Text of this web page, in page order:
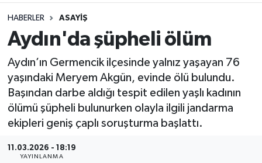
HABERLER ASAYIŞ
Aydın'da şüpheli ölüm
Aydın’ın Germencik ilçesinde yalnız yaşayan 76
yaşındaki Meryem Akgün, evinde ölü bulundu.
Başından darbe aldığı tespit edilen yaşlı kadının
ölümü şüpheli bulunurken olayla ilgili jandarma
ekipleri geniş çaplı soruşturma başlattı.
11.03.2026 - 18:19
YAYINLANMA
Gündem
Siyaset
Ekonomi
Yaşam
Eğitim
Kültür Sanat
Aydın Hava Durumu
Aydin Namaz Vakitleri
Aydın Trafik Yoğunluk Haritası
Süper Lig Puan Durumu ve Fikstür
Tüm Manşetler
Son Dakika Haberleri